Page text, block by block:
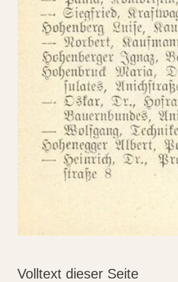
Volltext dieser Seite